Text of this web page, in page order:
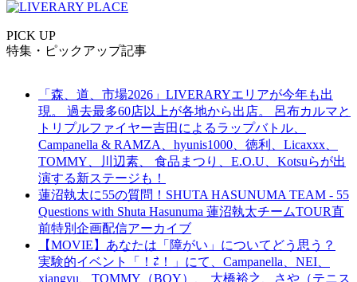
PICK UP
特集・ピックアップ記事
「森、道、市場2026」LIVERARYエリアが今年も出
現。 過去最多60店以上が各地から出店。 呂布カルマと
トリプルファイヤー吉田によるラップバトル、
Campanella & RAMZA、hyunis1000、徳利、Licaxxx、
TOMMY、川辺素、 食品まつり、E.O.U、Kotsuらが出
演する新ステージも！
蓮沼執太に55の質問！SHUTA HASUNUMA TEAM - 55
Questions with Shuta Hasunuma 蓮沼執太チームTOUR直
前特別企画配信アーカイブ
【MOVIE】あなたは「障がい」についてどう思う？
実験的イベント「！⇄！」にて、Campanella、NEI、
xiangyu、TOMMY（BOY）、 大橋裕之、さや（テニス